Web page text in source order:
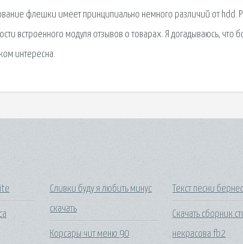
флешки имеет принципиально немного различий от hdd.
встроенного модуля отзывов о товарах. Я догадываюсь, что
интересна.
Сливки буду я любить минус
скачать
Корсары чит меню 90
Текст песни
Скачать сборник
некрасова fb2